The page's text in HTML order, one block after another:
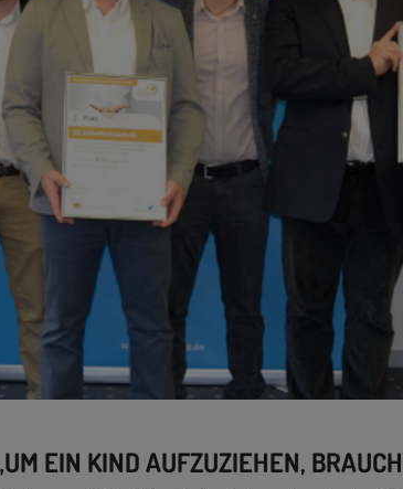
EIN KIND AUFZUZIEHEN,